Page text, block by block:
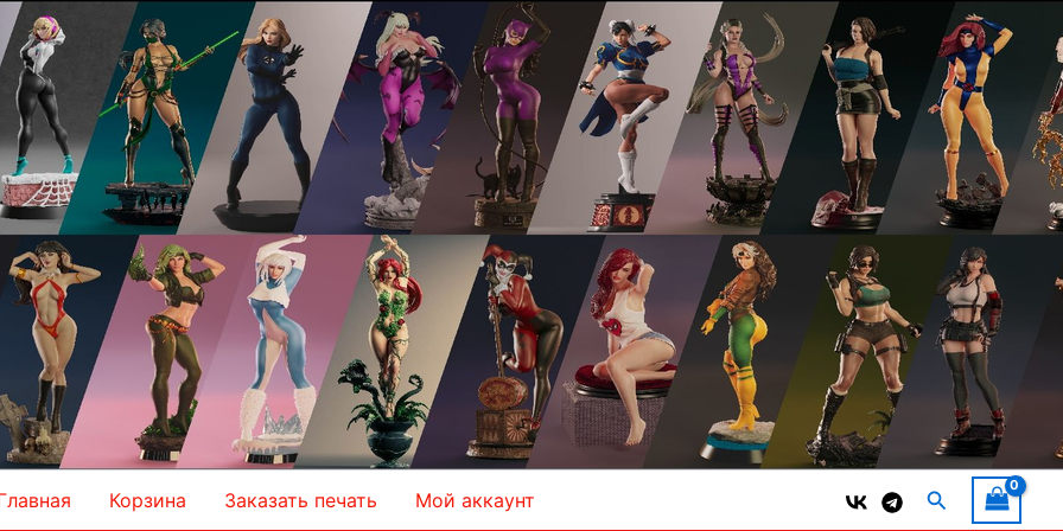
Корзина Заказать печать Мой аккаунт Поиск